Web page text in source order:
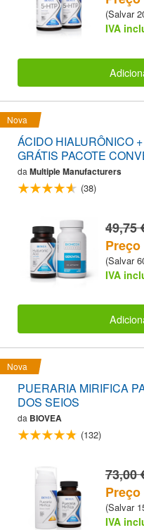
(Salvar
IVA
Nova
ÁCIDO HIALURÔNICO
GRÁTIS PACOTE
da Multiple Manufacturers
(38)
49,75
(Salvar
IVA
Nova
PUERARIA MIRIFICA
DOS SEIOS
da BIOVEA
(132)
73,00
(Salvar
IVA